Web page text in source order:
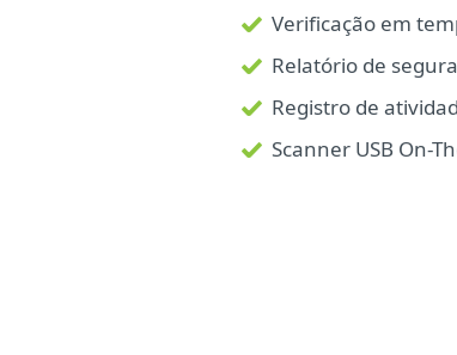
Verificação em
Relatório de
Registro de
Scanner USB On-